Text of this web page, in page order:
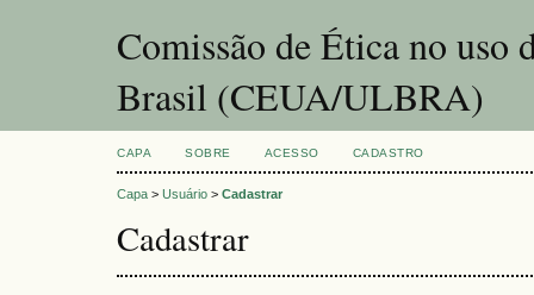
Comissão de Ética no uso
Brasil (CEUA/ULBRA)
CAPA SOBRE ACESSO CADASTRO
Capa > Usuário > Cadastrar
Cadastrar